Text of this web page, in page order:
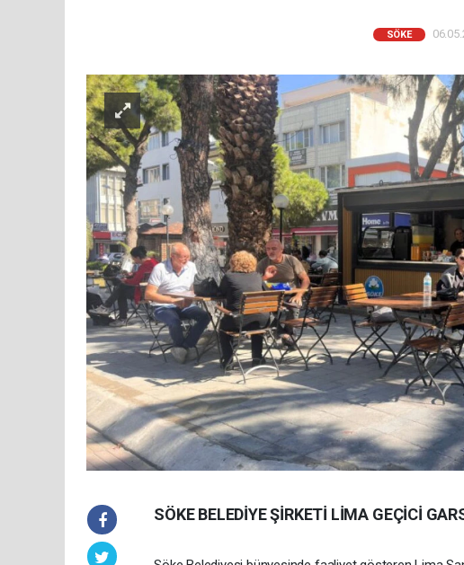
SÖKE
SÖKE BELEDİYE ŞİRKETİ LİMA GEÇİCİ